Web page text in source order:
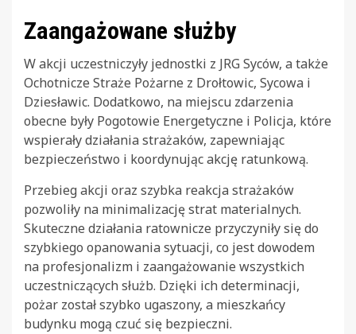
Zaangażowane służby
W akcji uczestniczyły jednostki z JRG Syców, a także
Ochotnicze Straże Pożarne z Drołtowic, Sycowa i
Dziesławic. Dodatkowo, na miejscu zdarzenia
obecne były Pogotowie Energetyczne i Policja, które
wspierały działania strażaków, zapewniając
bezpieczeństwo i koordynując akcję ratunkową.
Przebieg akcji oraz szybka reakcja strażaków
pozwoliły na minimalizację strat materialnych.
Skuteczne działania ratownicze przyczyniły się do
szybkiego opanowania sytuacji, co jest dowodem
na profesjonalizm i zaangażowanie wszystkich
uczestniczących służb. Dzięki ich determinacji,
pożar został szybko ugaszony, a mieszkańcy
budynku mogą czuć się bezpieczni.